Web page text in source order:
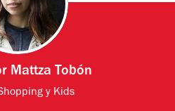
Mattza Tobón
y Kids